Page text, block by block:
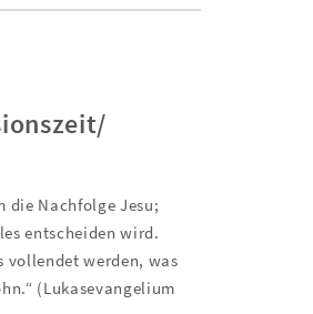
die Nachfolge Jesu;
entscheiden wird.
vollendet werden, was
(Lukasevangelium